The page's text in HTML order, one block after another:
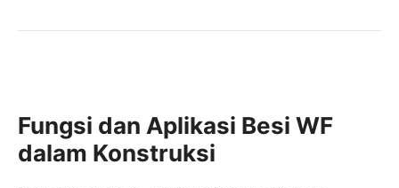
Fungsi dan Aplikasi Besi WF
dalam Konstruksi